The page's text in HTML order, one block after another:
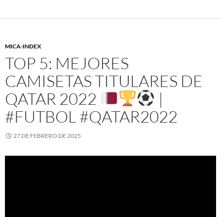
MICA-INDEX
TOP 5: MEJORES
CAMISETAS TITULARES DE
QATAR 2022
|
#FUTBOL #QATAR2022
27 DE FEBRERO DE 2025